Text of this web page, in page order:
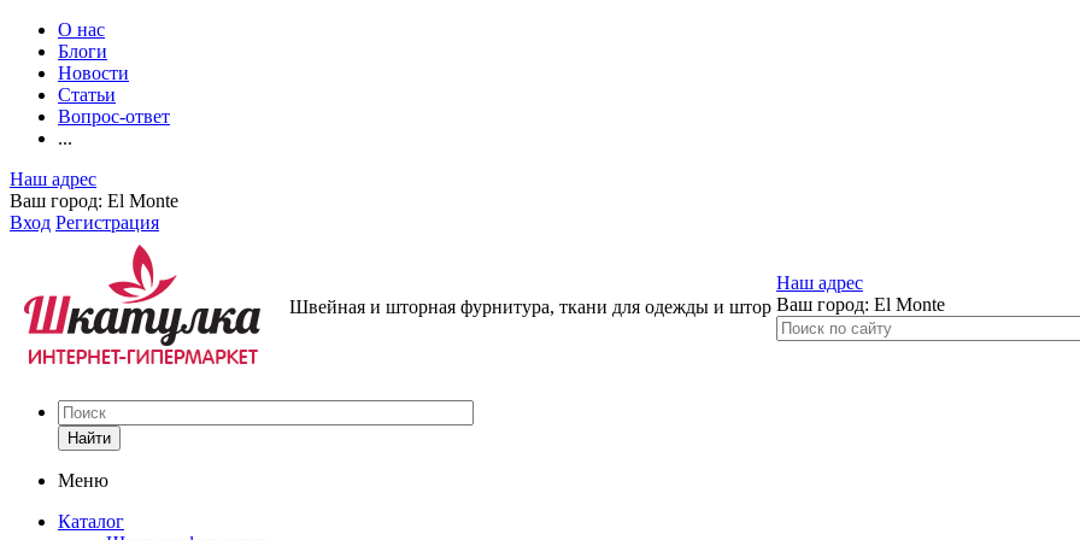
О нас
Блоги
Новости
Статьи
Вопрос-ответ
...
Наш адрес
Ваш город: El Monte
Вход Регистрация
Швейная и шторная фурнитура, ткани для одежды и штор
Наш адрес
Ваш город: El Monte
Найти
Меню
Каталог